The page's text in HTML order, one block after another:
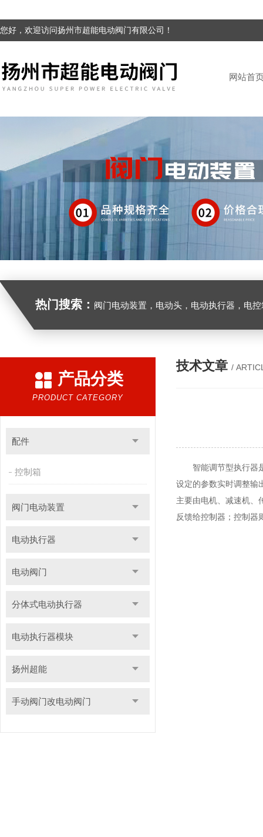
您好，欢迎访问扬州市超能电动阀门有限公司！
网站首
热门搜索： 阀门电动装置，电动头，电动执行器，电
产品分类
PRODUCT CATEGORY
配件
控制箱
阀门电动装置
电动执行器
电动阀门
分体式电动执行器
电动执行器模块
扬州超能
手动阀门改电动阀门
技术文章 /
智能调节型执行器是
设定的参数实时调整输
主要由电机、减速机、
反馈给控制器；控制器